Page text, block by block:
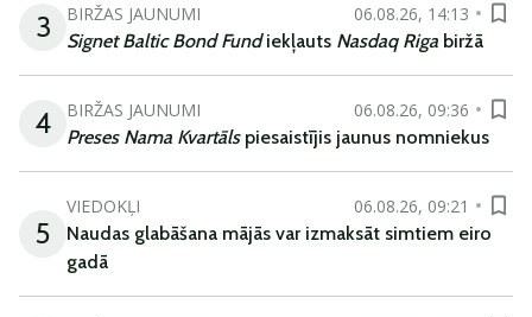
3 BIRŽAS JAUNUMI
06.08.26, 14:13
Signet Baltic Bond Fundiekļauts Nasdaq Riga biržā
4 BIRŽAS JAUNUMI
06.08.26, 09:36
Preses Nama Kvartāls piesaistījis jaunus nomniekus
5
VIEDOKĻI
06.08.26, 09:21
Naudas glabāšana mājās var izmaksāt simtiem eiro
gadā